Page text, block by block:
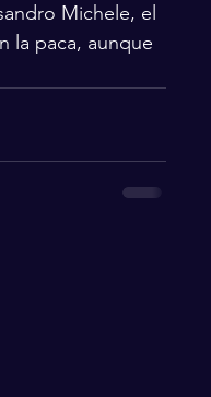
Michele, el
la paca, aunque